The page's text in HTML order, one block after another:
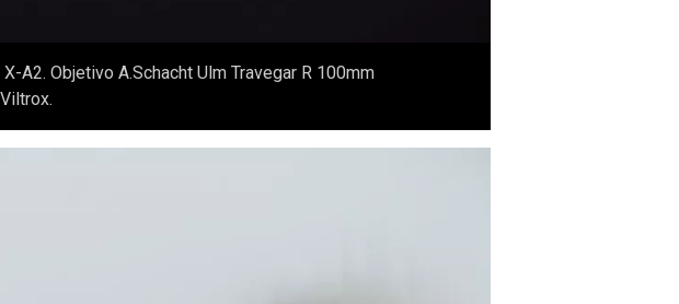
A2. Objetivo A.Schacht Ulm Travegar R 100mm